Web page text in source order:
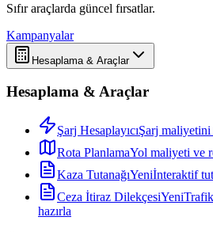
Sıfır araçlarda güncel fırsatlar.
Kampanyalar
Hesaplama & Araçlar
Hesaplama & Araçlar
Şarj HesaplayıcıŞarj maliyetini
Rota PlanlamaYol maliyeti ve
Kaza TutanağıYeniİnteraktif
Ceza İtiraz DilekçesiYeni
hazırla